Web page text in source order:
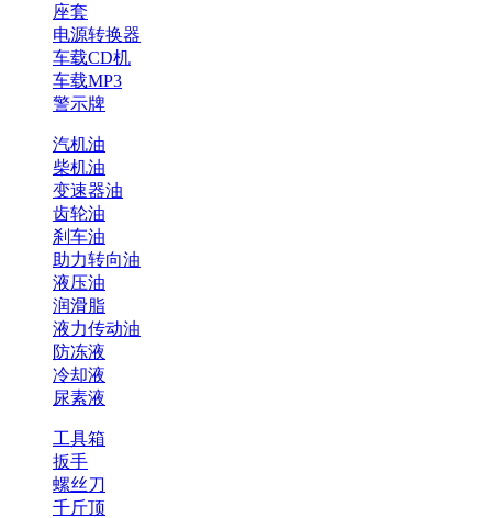
座套
电源转换器
车载CD机
车载MP3
警示牌
汽机油
柴机油
变速器油
齿轮油
刹车油
助力转向油
液压油
润滑脂
液力传动油
防冻液
冷却液
尿素液
工具箱
扳手
螺丝刀
千斤顶